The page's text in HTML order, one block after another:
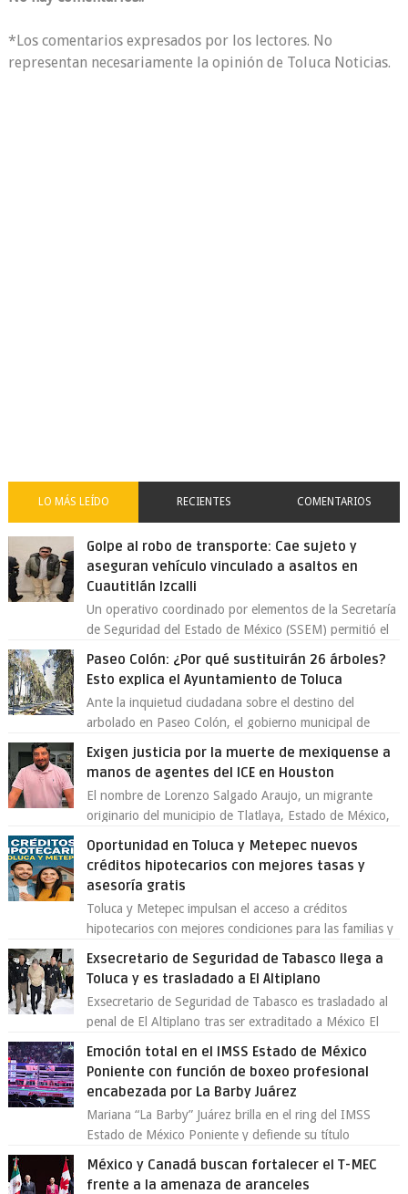
*Los comentarios expresados por los lectores. No
representan necesariamente la opinión de Toluca Noticias.
LO MÁS LEÍDO RECIENTES COMENTARIOS
Golpe al robo de transporte: Cae sujeto y
aseguran vehículo vinculado a asaltos en
Cuautitlán Izcalli
Un operativo coordinado por elementos de la Secretaría
de Seguridad del Estado de México (SSEM) permitió el
Paseo Colón: ¿Por qué sustituirán 26 árboles?
Esto explica el Ayuntamiento de Toluca
Ante la inquietud ciudadana sobre el destino del
arbolado en Paseo Colón, el gobierno municipal de
Exigen justicia por la muerte de mexiquense a
manos de agentes del ICE en Houston
El nombre de Lorenzo Salgado Araujo, un migrante
originario del municipio de Tlatlaya, Estado de México,
Oportunidad en Toluca y Metepec nuevos
créditos hipotecarios con mejores tasas y
asesoría gratis
Toluca y Metepec impulsan el acceso a créditos
hipotecarios con mejores condiciones para las familias y
Exsecretario de Seguridad de Tabasco llega a
Toluca y es trasladado a El Altiplano
Exsecretario de Seguridad de Tabasco es trasladado al
penal de El Altiplano tras ser extraditado a México El
Emoción total en el IMSS Estado de México
Poniente con función de boxeo profesional
encabezada por La Barby Juárez
Mariana “La Barby” Juárez brilla en el ring del IMSS
Estado de México Poniente y defiende su título
México y Canadá buscan fortalecer el T-MEC
frente a la amenaza de aranceles